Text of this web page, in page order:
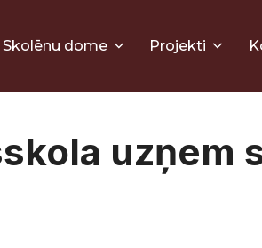
Skolēnu dome Projekti
uzņem